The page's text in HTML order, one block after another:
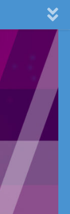
2019
Noticias